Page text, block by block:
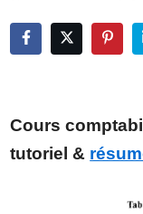
Cours
tutoriel &